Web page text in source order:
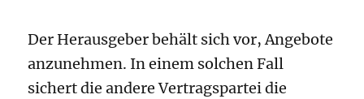
Der Herausgeber behält sich vor, Angebote
anzunehmen. In einem solchen Fall
sichert die andere Vertragspartei die